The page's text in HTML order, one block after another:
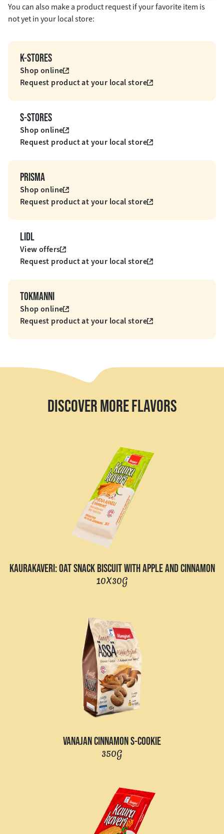
You can also make a product request if your favorite item is
not yet in your local store:
K-STORES
Shop online
Request product at your local store
S-STORES
Shop online
Request product at your local store
PRISMA
Shop online
Request product at your local store
LIDL
View offers
Request product at your local store
TOKMANNI
Shop online
Request product at your local store
DISCOVER MORE FLAVORS
KAURAKAVERI: OAT SNACK BISCUIT WITH APPLE AND CINNAMON
10X30G
VANAJAN CINNAMON S-COOKIE
350G